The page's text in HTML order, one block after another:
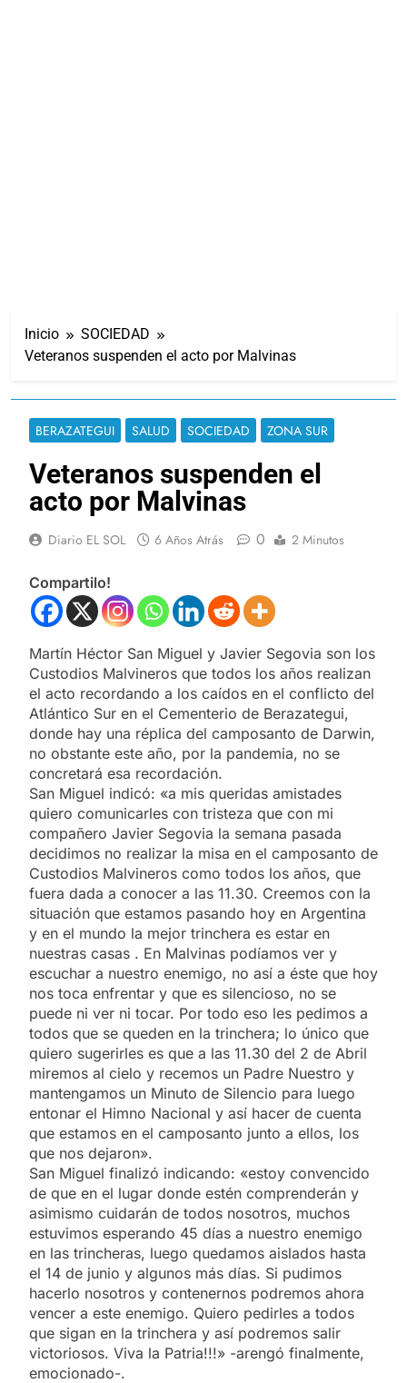
Inicio
SOCIEDAD
Veteranos suspenden el acto por Malvinas
BERAZATEGUI SALUD SOCIEDAD ZONA SUR
Veteranos suspenden el
acto por Malvinas
Diario EL SOL 6 Años Atrás 0 2 Minutos
Compartilo!
Martín Héctor San Miguel y Javier Segovia son los
Custodios Malvineros que todos los años realizan
el acto recordando a los caídos en el conflicto del
Atlántico Sur en el Cementerio de Berazategui,
donde hay una réplica del camposanto de Darwin,
no obstante este año, por la pandemia, no se
concretará esa recordación.
San Miguel indicó: «a mis queridas amistades
quiero comunicarles con tristeza que con mi
compañero Javier Segovia la semana pasada
decidimos no realizar la misa en el camposanto de
Custodios Malvineros como todos los años, que
fuera dada a conocer a las 11.30. Creemos con la
situación que estamos pasando hoy en Argentina
y en el mundo la mejor trinchera es estar en
nuestras casas . En Malvinas podíamos ver y
escuchar a nuestro enemigo, no así a éste que hoy
nos toca enfrentar y que es silencioso, no se
puede ni ver ni tocar. Por todo eso les pedimos a
todos que se queden en la trinchera; lo único que
quiero sugerirles es que a las 11.30 del 2 de Abril
miremos al cielo y recemos un Padre Nuestro y
mantengamos un Minuto de Silencio para luego
entonar el Himno Nacional y así hacer de cuenta
que estamos en el camposanto junto a ellos, los
que nos dejaron».
San Miguel finalizó indicando: «estoy convencido
de que en el lugar donde estén comprenderán y
asimismo cuidarán de todos nosotros, muchos
estuvimos esperando 45 días a nuestro enemigo
en las trincheras, luego quedamos aislados hasta
el 14 de junio y algunos más días. Si pudimos
hacerlo nosotros y contenernos podremos ahora
vencer a este enemigo. Quiero pedirles a todos
que sigan en la trinchera y así podremos salir
victoriosos. Viva la Patria!!!» -arengó finalmente,
emocionado-.